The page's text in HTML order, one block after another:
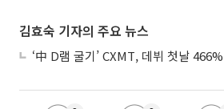
김효숙 기자의 주요 뉴스